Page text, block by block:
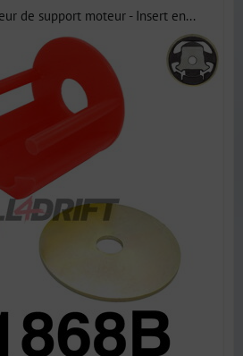
de support moteur - Insert en...